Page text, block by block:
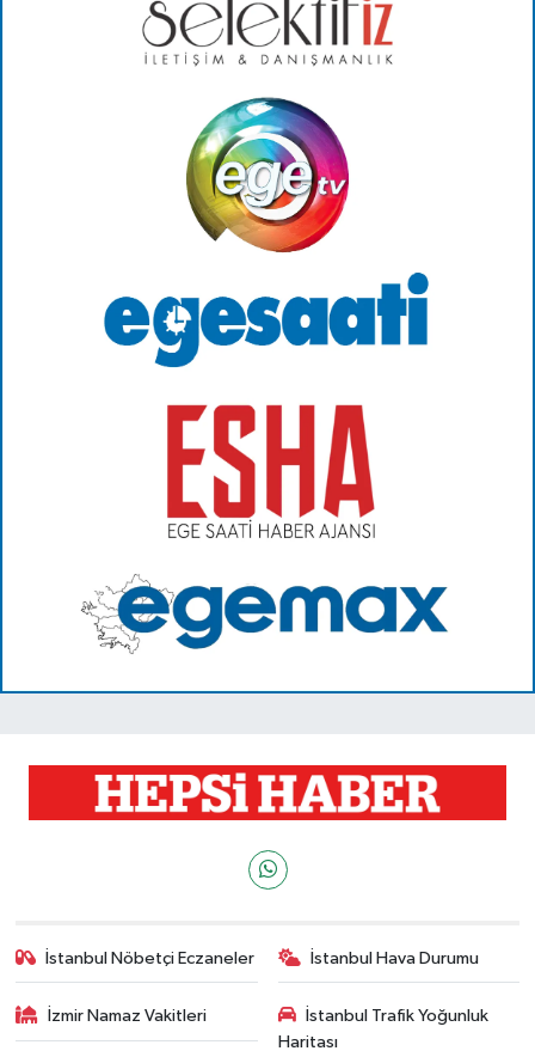
İstanbul Nöbetçi Eczaneler İstanbul Hava Durumu
İzmir Namaz Vakitleri
İstanbul Trafik Yoğunluk
Haritası